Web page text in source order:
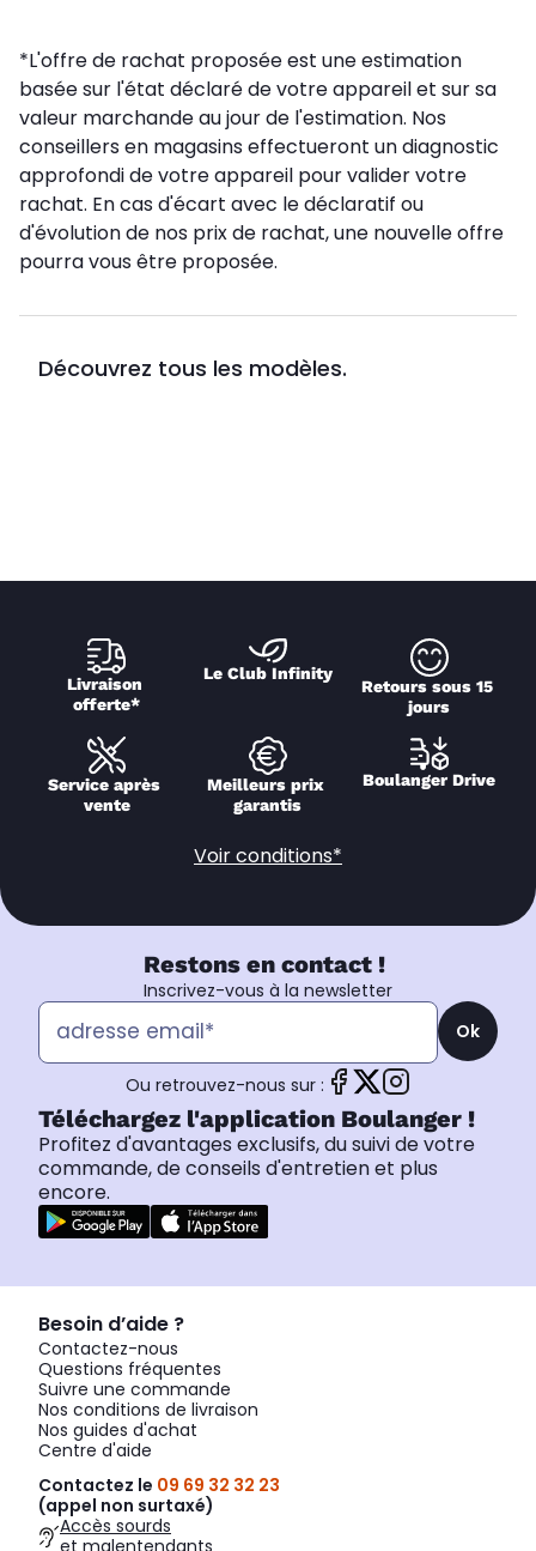
*L'offre de rachat proposée est une estimation
basée sur l'état déclaré de votre appareil et sur sa
valeur marchande au jour de l'estimation. Nos
conseillers en magasins effectueront un diagnostic
approfondi de votre appareil pour valider votre
rachat. En cas d'écart avec le déclaratif ou
d'évolution de nos prix de rachat, une nouvelle offre
pourra vous être proposée.
Découvrez tous les modèles.
Livraison
offerte*
Le Club Infinity
Retours sous 15
jours
Service après
vente
Meilleurs prix
garantis
Boulanger Drive
Voir conditions*
Restons en contact !
Inscrivez-vous à la newsletter
Ok
Ou retrouvez-nous sur :
Téléchargez l'application Boulanger !
Profitez d'avantages exclusifs, du suivi de votre
commande, de conseils d'entretien et plus
encore.
Besoin d’aide ?
Contactez-nous
Questions fréquentes
Suivre une commande
Nos conditions de livraison
Nos guides d'achat
Centre d'aide
Contactez le 09 69 32 32 23
(appel non surtaxé)
Accès sourds